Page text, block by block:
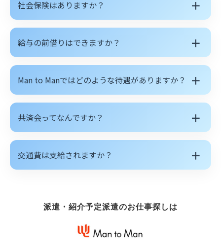
社会保険はありますか？ ＋
給与の前借りはできますか？ ＋
Man to Manではどのような待遇がありますか？ ＋
共済会ってなんですか？ ＋
交通費は支給されますか？ ＋
派遣・紹介予定派遣のお仕事探しは